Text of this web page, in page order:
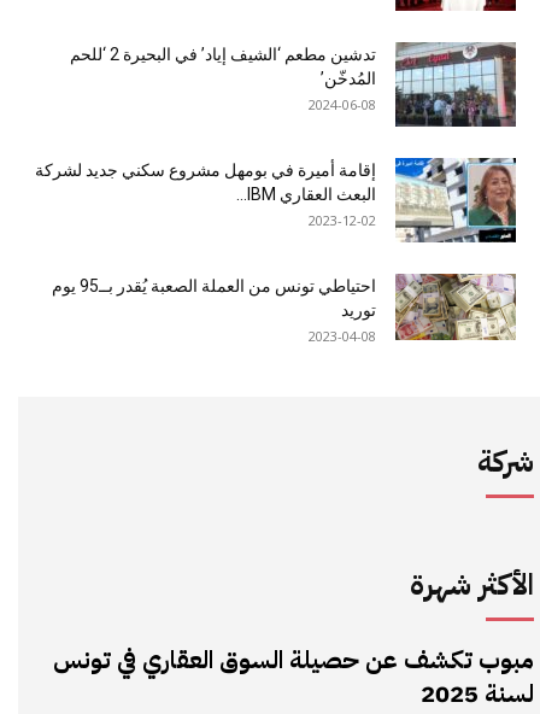
تدشين مطعم ‘الشيف إياد’ في البحيرة 2 ‘للحم
المُدخّن’
2024-06-08
إقامة أميرة في بومهل مشروع سكني جديد لشركة
البعث العقاري IBM...
2023-12-02
احتياطي تونس من العملة الصعبة يُقدر بــ95 يوم
توريد
2023-04-08
شركة
الأكثر شهرة
مبوب تكشف عن حصيلة السوق العقاري في تونس
لسنة 2025